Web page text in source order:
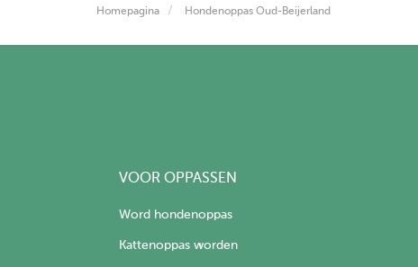
Homepagina Hondenoppas Oud-Beijerland
VOOR OPPASSEN
Word hondenoppas
Kattenoppas worden